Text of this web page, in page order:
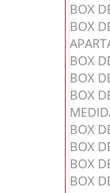
BOX
BOX
BOX
BOX
BOX
BOX
BOX
BOX
BOX